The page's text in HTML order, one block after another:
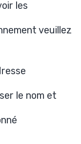
les
veuillez
le nom et